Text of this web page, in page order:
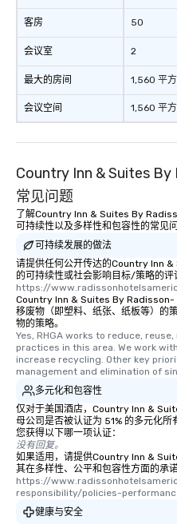
客房
会议室
最大的房间
会议空间
50
2
1,560 平
1,560 平
Country Inn & Suites
常见问题
了解Country Inn & Suites By
可持续性以及多样性和包容性的常见
可持续发展的做法
请提供任何公开传达的Country Inn
的可持续性或社会影响目标/策略的评
https://
Country Inn & Suites By Radisson-
移废物（即塑料、纸张、纸板等）的
物的策略。
Yes, RHGA works to reduce,
practices in this area. We work
increase recycling. Other key
management and elimination of
多元化和包容性
仅对于美国酒店，Country Inn &
母公司是否被认证为 51% 的多元化
您获得以下哪一项认证：
没有回复。
如果适用，请提供Country Inn &
其在多样性、公平和包容性方面的承
https://
responsibility/policies-
健康与安全